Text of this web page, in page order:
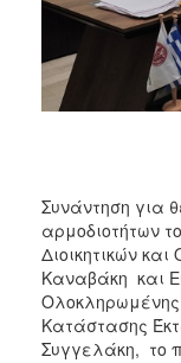
2006
ΠΟΛΙΤΙΣΜΟΣ
ΑΝΘΕΚΤΙΚΗ
ΠΟΛΗ
Συνάντηση για
αρμοδιοτήτων
Διοικητικών
Καναβάκη και
Ολοκληρωμένης
Κατάστασης
Συγγελάκη, το